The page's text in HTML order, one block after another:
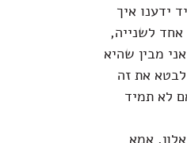
ידענו איך
לשנייה,
מבין שהיא
את זה
לא תמיד
אמא